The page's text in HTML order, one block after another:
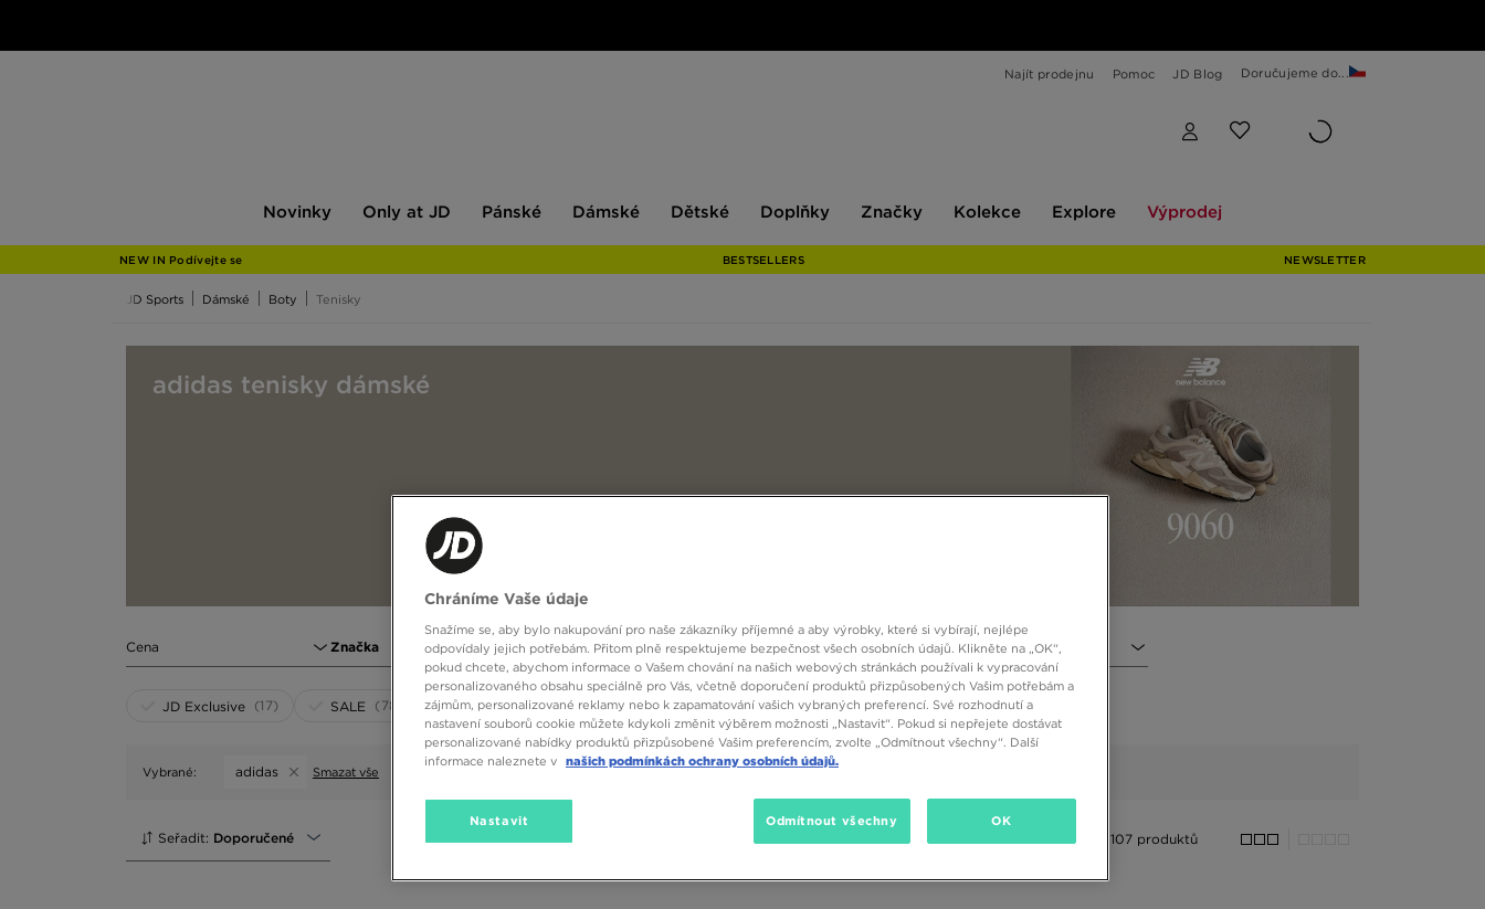
Najít prodejnu Pomoc JD Blog Doručujeme do...
Novinky
JD
Only at JD Pánské Dámské Dětské Doplňky Značky Kolekce Explore Výprodej
NEW IN Podívejte se BESTSELLERS NEWSLETTER
JD Sports Dámské Boty Tenisky
adidas tenisky dámské
Cena Značka Velikost Barva Materiál
JD Exclusive (17) SALE (78)
Vybrané: adidas Smazat vše
Seřadit: Doporučené 107 produktů
Chráníme Vaše údaje
Snažíme se, aby bylo nakupování pro naše zákazníky příjemné a aby výrobky, které si vybírají, nejlépe
odpovídaly jejich potřebám. Přitom plně respektujeme bezpečnost všech osobních údajů. Klikněte na „OK“,
pokud chcete, abychom informace o Vašem chování na našich webových stránkách používali k vypracování
personalizovaného obsahu speciálně pro Vás, včetně doporučení produktů přizpůsobených Vašim potřebám a
zájmům, personalizované reklamy nebo k zapamatování vašich vybraných preferencí. Své rozhodnutí a
nastavení souborů cookie můžete kdykoli změnit výběrem možnosti „Nastavit“. Pokud si nepřejete dostávat
personalizované nabídky produktů přizpůsobené Vašim preferencím, zvolte „Odmítnout všechny“. Další
informace naleznete v našich podmínkách ochrany osobních údajů.
Nastavit Odmítnout všechny OK